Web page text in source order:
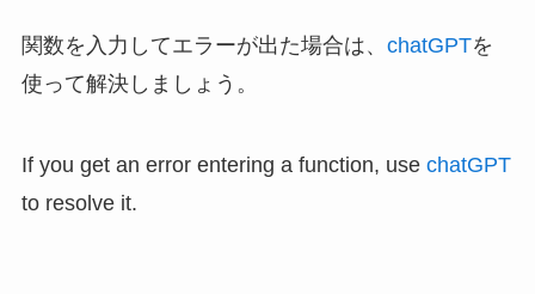
関数を入力してエラーが出た場合は、 chatGPTを
使って解決しましょう。
If you get an error entering a function, use chatGPT
to resolve it.